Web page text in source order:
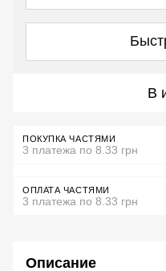
В
ПОКУПКА ЧАСТЯМИ
3 платежа по 8.33 грн
ОПЛАТА ЧАСТЯМИ
3 платежа по 8.33 грн
Описание